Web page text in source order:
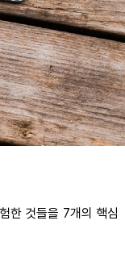
한 것들을 7개의 핵심